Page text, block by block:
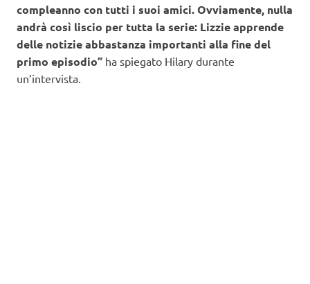
compleanno con tutti i suoi amici. Ovviamente, nulla
andrà così liscio per tutta la serie: Lizzie apprende
delle notizie abbastanza importanti alla fine del
primo episodio” ha spiegato Hilary durante
un’intervista.